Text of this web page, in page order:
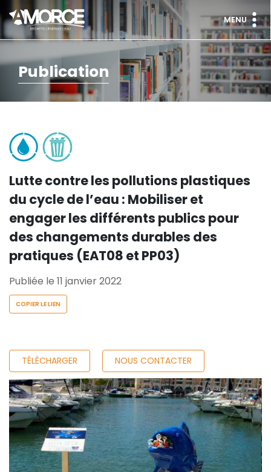
MENU
Publication
Lutte contre les pollutions plastiques
du cycle de l’eau : Mobiliser et
engager les différents publics pour
des changements durables des
pratiques (EAT08 et PP03)
Publiée le 11 janvier 2022
COPIER LE LIEN
TÉLÉCHARGER NOUS CONTACTER